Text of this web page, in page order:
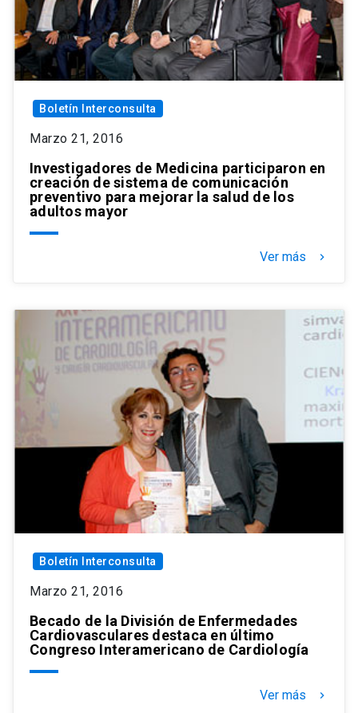
Boletín Interconsulta
Marzo 21, 2016
Investigadores de Medicina participaron en
creación de sistema de comunicación
preventivo para mejorar la salud de los
adultos mayor
Ver más keyboard_arrow_right
Boletín Interconsulta
Marzo 21, 2016
Becado de la División de Enfermedades
Cardiovasculares destaca en último
Congreso Interamericano de Cardiología
Ver más keyboard_arrow_right